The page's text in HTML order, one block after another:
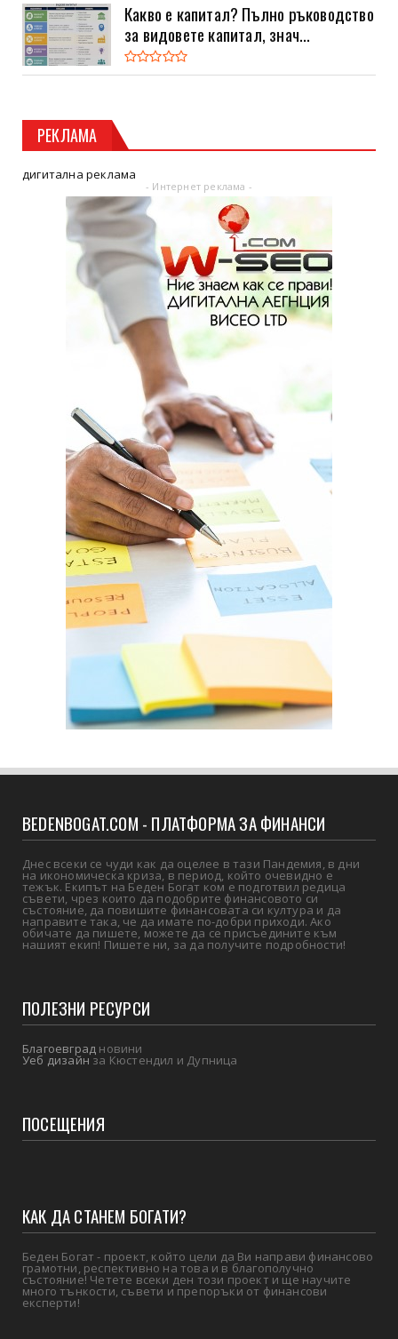
Какво е капитал? Пълно ръководство
за видовете капитал, знач...
РЕКЛАМА
дигитална реклама
- Интернет реклама -
BEDENBOGAT.COM - ПЛАТФОРМА ЗА ФИНАНСИ
Днес всеки се чуди как да оцелее в тази Пандемия, в дни
на икономическа криза, в период, който очевидно е
тежък. Екипът на Беден Богат ком е подготвил редица
съвети, чрез които да подобрите финансовото си
състояние, да повишите финансовата си култура и да
направите така, че да имате по-добри приходи. Ако
обичате да пишете, можете да се присъедините към
нашият екип! Пишете ни, за да получите подробности!
ПОЛЕЗНИ РЕСУРСИ
Благоевград новини
Уеб дизайнза Кюстендил и Дупница
ПОСЕЩЕНИЯ
КАК ДА СТАНЕМ БОГАТИ?
Беден Богат - проект, който цели да Ви направи финансово
грамотни, респективно на това и в благополучно
състояние! Четете всеки ден този проект и ще научите
много тънкости, съвети и препоръки от финансови
експерти!